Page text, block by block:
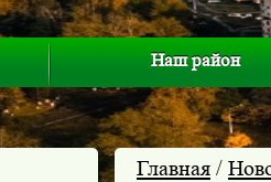
Наш район
Главная /